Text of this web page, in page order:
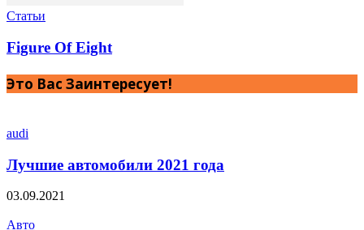
Статьи
Figure Of Eight
Это Вас Заинтересует!
audi
Лучшие автомобили 2021 года
03.09.2021
Авто